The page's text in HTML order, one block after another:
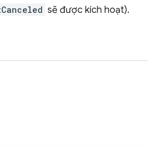
sẽ được kích hoạt).